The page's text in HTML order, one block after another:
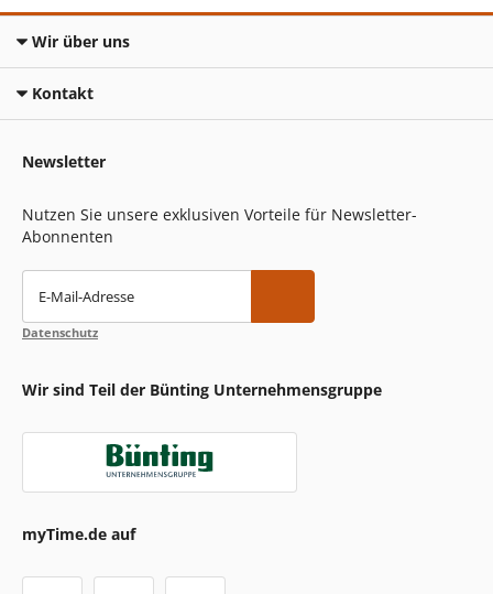
Wir über uns
Kontakt
Newsletter
Nutzen Sie unsere exklusiven Vorteile für Newsletter-
Abonnenten
E-Mail-Adresse
Datenschutz
Wir sind Teil der Bünting Unternehmensgruppe
myTime.de auf